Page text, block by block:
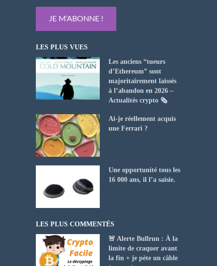
LES PLUS VUES
Les anciens “tueurs
d’Ethereum” sont
majoritairement laissés
à l’abandon en 2026 –
Actualités crypto 🗞️
Ai-je réellement acquis
une Ferrari ?
Une opportunité tous les
16 000 ans, il l’a saisie.
LES PLUS COMMENTÉS
🚨 Alerte Bullrun : À la
limite de craquer avant
la fin + je pète un câble